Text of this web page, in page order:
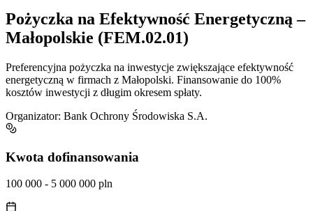
Pożyczka na Efektywność Energetyczną –
Małopolskie (FEM.02.01)
Preferencyjna pożyczka na inwestycje zwiększające efektywność
energetyczną w firmach z Małopolski. Finansowanie do 100%
kosztów inwestycji z długim okresem spłaty.
Organizator: Bank Ochrony Środowiska S.A.
Kwota dofinansowania
100 000 - 5 000 000 pln